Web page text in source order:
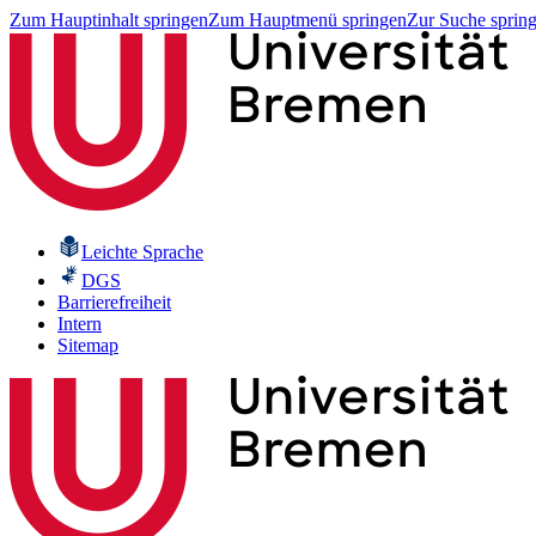
Zum Hauptinhalt springenZum Hauptmenü springenZur Suche
Leichte Sprache
DGS
Barrierefreiheit
Intern
Sitemap